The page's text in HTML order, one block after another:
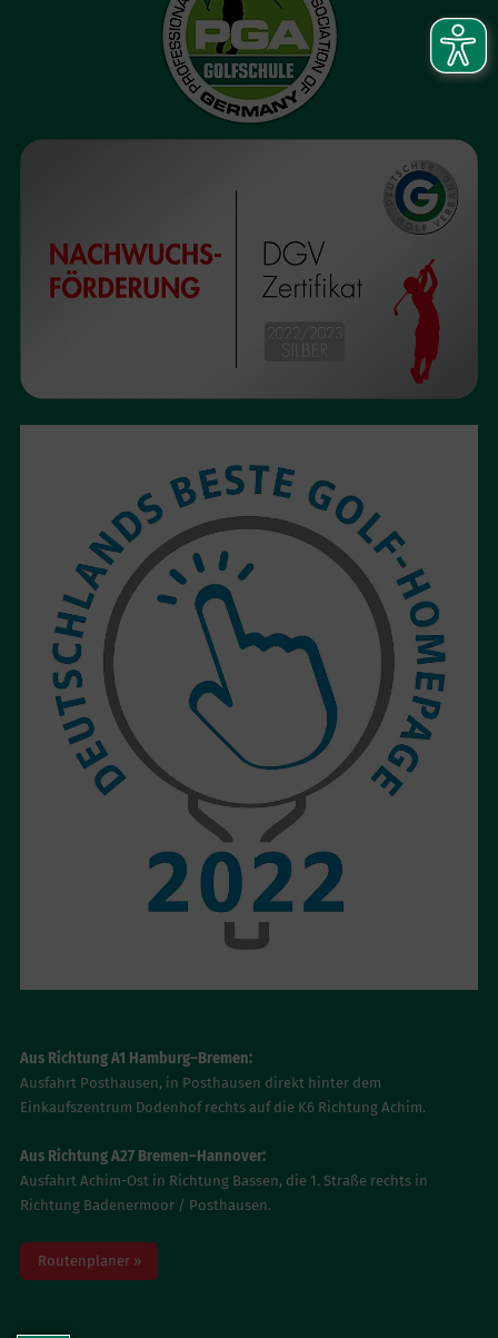
Aus Richtung A1 Hamburg–Bremen:
Ausfahrt Posthausen, in Posthausen direkt hinter dem
Einkaufszentrum Dodenhof rechts auf die K6 Richtung Achim.
Aus Richtung A27 Bremen–Hannover:
Ausfahrt Achim-Ost in Richtung Bassen, die 1. Straße rechts in
Richtung Badenermoor / Posthausen.
Routenplaner »